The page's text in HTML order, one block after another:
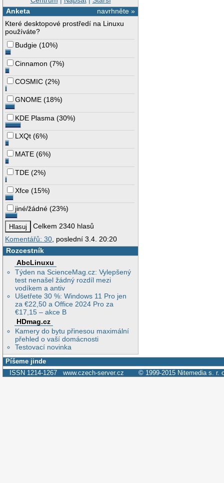
navrhněte »
Anketa
Které desktopové prostředí na Linuxu
používáte?
Budgie (10%)
Cinnamon (7%)
COSMIC (2%)
GNOME (18%)
KDE Plasma (30%)
LXQt (6%)
MATE (6%)
TDE (2%)
Xfce (15%)
jiné/žádné (23%)
Celkem 2340 hlasů
Komentářů: 30 , poslední 3.4. 20:20
Rozcestník
AbcLinuxu
Týden na ScienceMag.cz: Vylepšený
test nenašel žádný rozdíl mezi
vodíkem a antiv
Ušetřete 30 %: Windows 11 Pro jen
za €22,50 a Office 2024 Pro za
€17,15 – akce B
HDmag.cz
Kamery do bytu přinesou maximální
přehled o vaší domácnosti
Testovací novinka
Píšeme jinde
ISSN 1214-1267 www.czech-server.cz © 1999-2015 Nitemedia s. r.